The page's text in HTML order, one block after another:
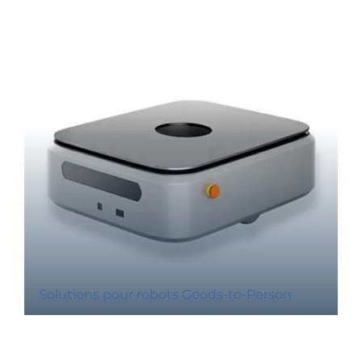
Solutions pour robots Goods-to-Person